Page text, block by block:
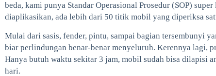
beda, kami punya Standar Operasional Prosedur (SOP)
diaplikasikan, ada lebih dari 50 titik mobil yang diperiksa
Mulai dari sasis, fender, pintu, sampai bagian tersembunyi
biar perlindungan benar-benar menyeluruh. Kerennya lagi,
Hanya butuh waktu sekitar 3 jam, mobil sudah bisa dilapisi
hari.